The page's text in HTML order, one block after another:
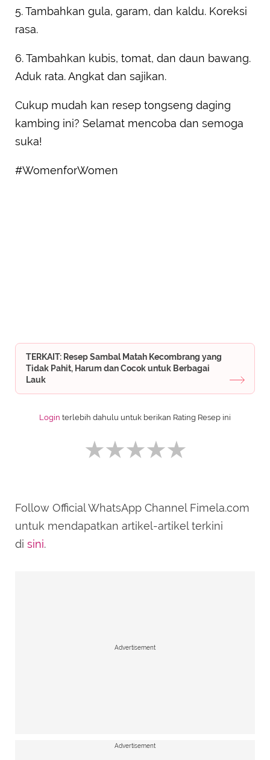
5. Tambahkan gula, garam, dan kaldu. Koreksi
rasa.
6. Tambahkan kubis, tomat, dan daun bawang.
Aduk rata. Angkat dan sajikan.
Cukup mudah kan resep tongseng daging
kambing ini? Selamat mencoba dan semoga
suka!
#WomenforWomen
TERKAIT: Resep Sambal Matah Kecombrang yang
Tidak Pahit, Harum dan Cocok untuk Berbagai
Lauk
Login terlebih dahulu untuk berikan Rating Resep ini
SUBMIT REVIEW
Follow Official WhatsApp Channel Fimela.com
untuk mendapatkan artikel-artikel terkini
di sini.
Advertisement
Advertisement